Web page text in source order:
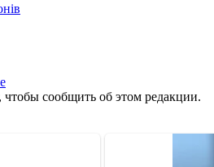
сообщить об этом редакции.